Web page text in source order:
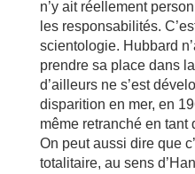
n’y ait réellement
les responsabilités.
scientologie. Hubbard
prendre sa place dans
d’ailleurs ne s’est
disparition en mer, en
même retranché en tant
On peut aussi dire que
totalitaire, au sens